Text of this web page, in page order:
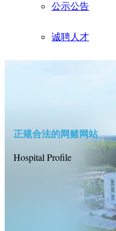
公示公告
诚聘人才
正规合法的网赌网站
Hospital Profile